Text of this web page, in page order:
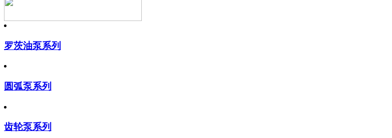
罗茨油泵系列
圆弧泵系列
齿轮泵系列